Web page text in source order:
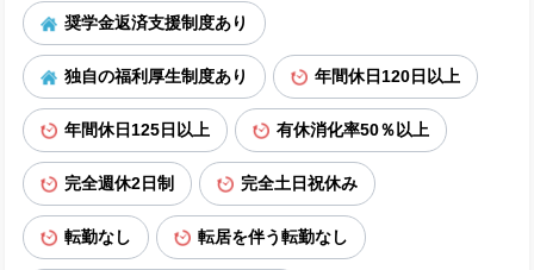
奨学金返済支援制度あり
独自の福利厚生制度あり 年間休日120日以上
年間休日125日以上 有休消化率50％以上
完全週休2日制 完全土日祝休み
転勤なし 転居を伴う転勤なし